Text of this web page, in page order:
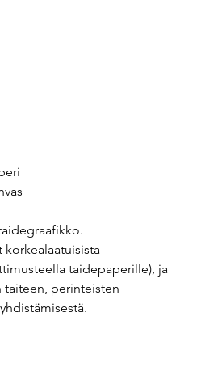
korkealaatuisista
taidepaperille), ja
taiteen, perinteisten